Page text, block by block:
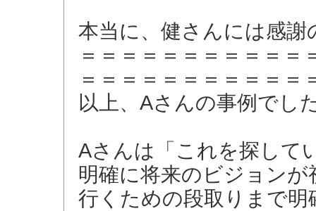
本当に、健さんには感謝
＝＝＝＝＝＝＝＝＝＝＝
＝＝＝＝＝＝＝＝＝＝＝
以上、Aさんの事例でし
Aさんは「これを探して
明確に将来のビジョン
行くための段取りまで